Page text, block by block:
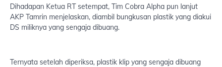
Dihadapan Ketua RT setempat, Tim Cobra Alpha pun lanjut
AKP Tamrin menjelaskan, diambil bungkusan plastik yang diakui
DS miliknya yang sengaja dibuang.
Ternyata setelah diperiksa, plastik klip yang sengaja dibuang